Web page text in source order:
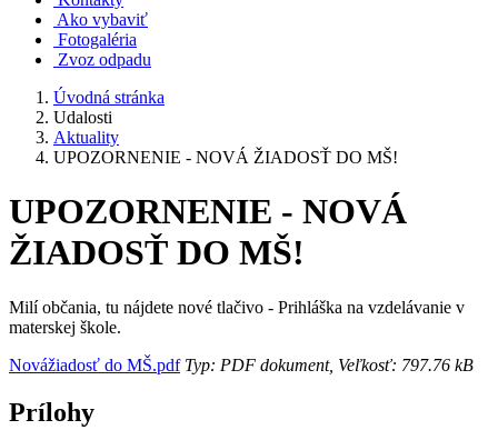
Ako vybaviť
Fotogaléria
Zvoz odpadu
Úvodná stránka
Udalosti
Aktuality
UPOZORNENIE - NOVÁ ŽIADOSŤ DO MŠ!
UPOZORNENIE - NOVÁ
ŽIADOSŤ DO MŠ!
Milí občania, tu nájdete nové tlačivo - Prihláška na vzdelávanie v
materskej škole.
Novážiadosť do MŠ.pdfTyp: PDF dokument, Veľkosť: 797.76 kB
Prílohy